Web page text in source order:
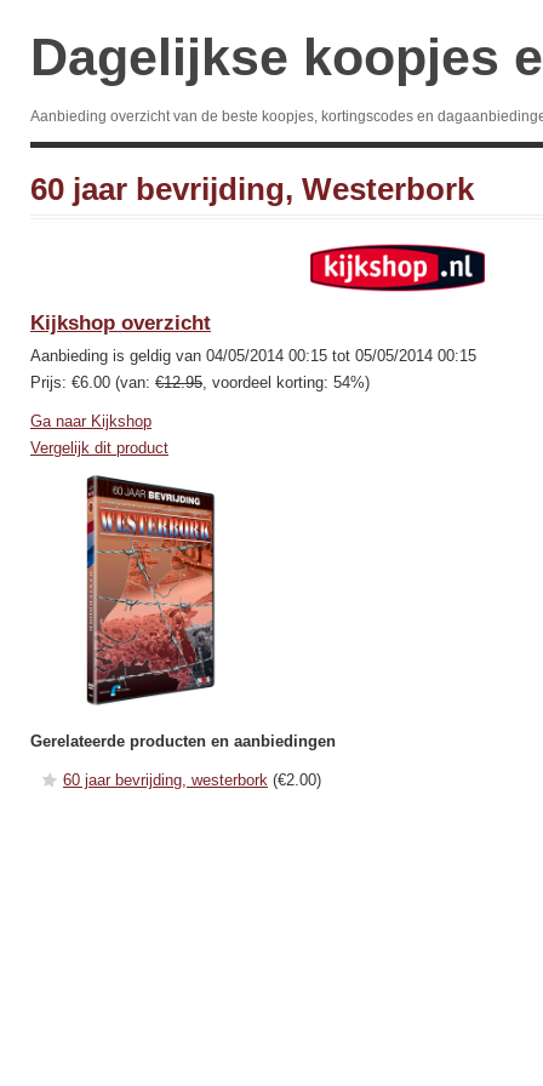
Dagelijkse koopjes
Aanbieding overzicht van de beste koopjes, kortingscodes en
60 jaar bevrijding, Westerbork
Kijkshop overzicht
Aanbieding is geldig van 04/05/2014 00:15 tot 05/05/2014 00:15
Prijs: €6.00 (van: €12.95, voordeel korting: 54%)
Ga naar Kijkshop
Vergelijk dit product
Gerelateerde producten en aanbiedingen
60 jaar bevrijding, westerbork (€2.00)